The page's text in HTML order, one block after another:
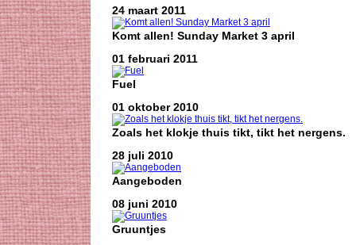
24 maart 2011
Komt allen! Sunday Market 3 april
01 februari 2011
Fuel
01 oktober 2010
Zoals het klokje thuis tikt, tikt het nergens.
28 juli 2010
Aangeboden
08 juni 2010
Gruuntjes